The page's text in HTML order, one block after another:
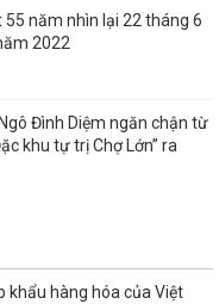
năm nhìn lại 22 tháng 6
2022
Đình Diệm ngăn chận từ
khu tự trị Chợ Lớn” ra
khẩu hàng hóa của Việt